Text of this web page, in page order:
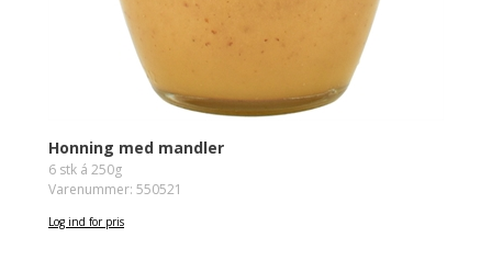
Honning med mandler
6 stk á 250g
Varenummer: 550521
Log ind for pris